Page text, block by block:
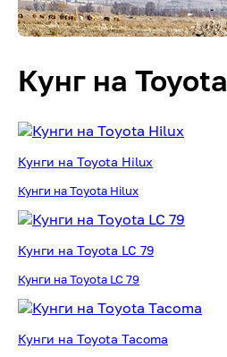
Кунг на Toyota
Кунги на Toyota Hilux
Кунги на Toyota Hilux
Кунги на Toyota LC 79
Кунги на Toyota LC 79
Кунги на Toyota Tacoma